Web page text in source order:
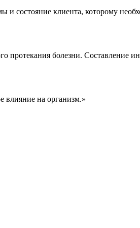
состояние клиента, которому
протекания болезни. Составление
влияние на организм.»